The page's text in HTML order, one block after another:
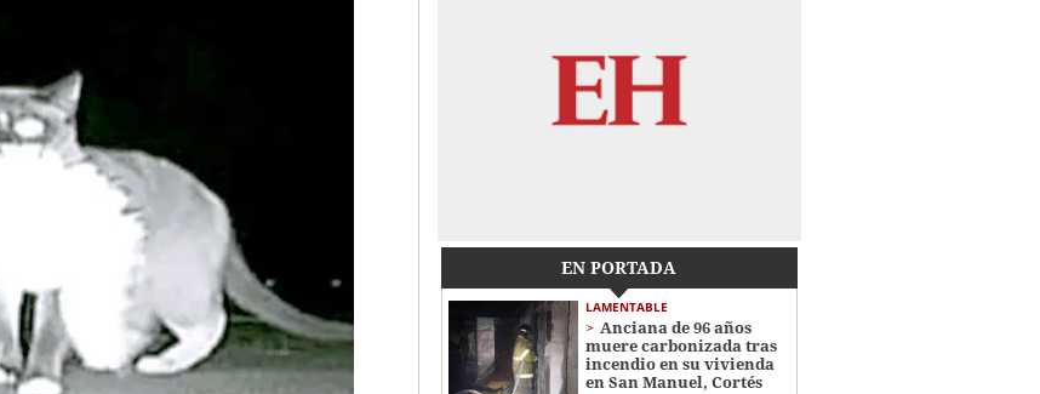
EN PORTADA
LAMENTABLE
Anciana de 96 años
muere carbonizada tras
incendio en su vivienda
en San Manuel, Cortés